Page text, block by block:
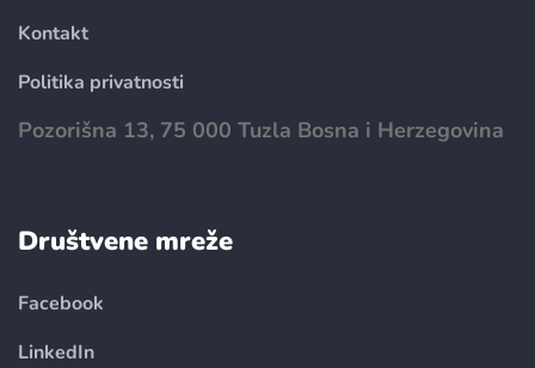
Kontakt
Politika privatnosti
Pozorišna 13, 75 000 Tuzla Bosna i Herzegovina
Društvene mreže
Facebook
LinkedIn